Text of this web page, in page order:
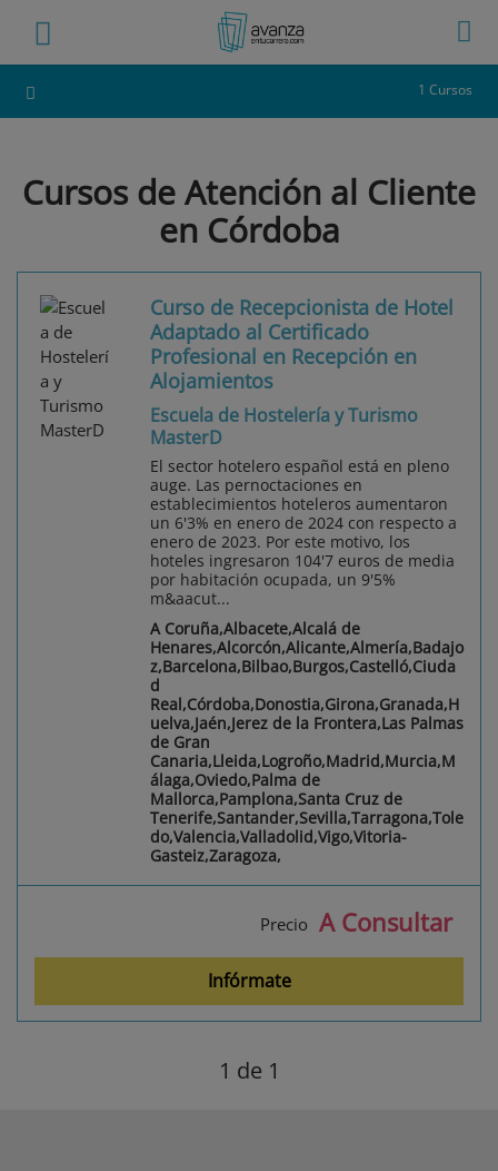
1 Cursos
Cursos de Atención al Cliente
en Córdoba
Curso de Recepcionista de Hotel
Adaptado al Certificado
Profesional en Recepción en
Alojamientos
Escuela de Hostelería y Turismo
MasterD
El sector hotelero español está en pleno
auge. Las pernoctaciones en
establecimientos hoteleros aumentaron
un 6'3% en enero de 2024 con respecto a
enero de 2023. Por este motivo, los
hoteles ingresaron 104'7 euros de media
por habitación ocupada, un 9'5%
m&aacut...
A Coruña,Albacete,Alcalá de
Henares,Alcorcón,Alicante,Almería,Badajo
z,Barcelona,Bilbao,Burgos,Castelló,Ciuda
d
Real,Córdoba,Donostia,Girona,Granada,H
uelva,Jaén,Jerez de la Frontera,Las Palmas
de Gran
Canaria,Lleida,Logroño,Madrid,Murcia,M
álaga,Oviedo,Palma de
Mallorca,Pamplona,Santa Cruz de
Tenerife,Santander,Sevilla,Tarragona,Tole
do,Valencia,Valladolid,Vigo,Vitoria-
Gasteiz,Zaragoza,
Precio A Consultar
Infórmate
1 de 1